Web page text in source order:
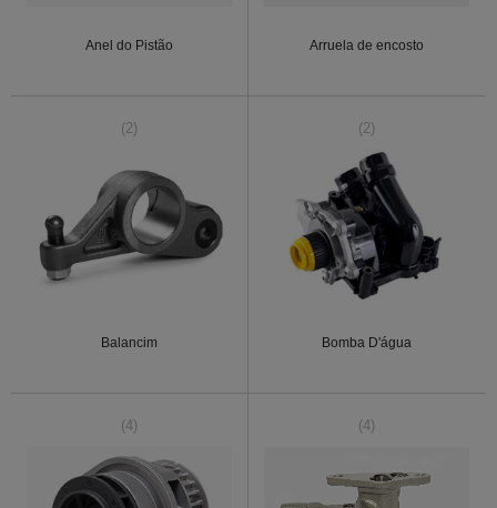
Anel do Pistão Arruela de encosto
(2)
Balancim
(2)
Bomba D'água
(4) (4)